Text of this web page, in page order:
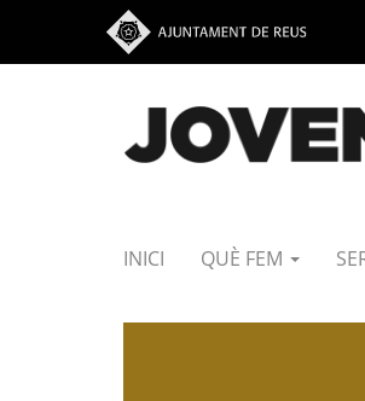
Vés al contingut
INICI QUÈ FEM